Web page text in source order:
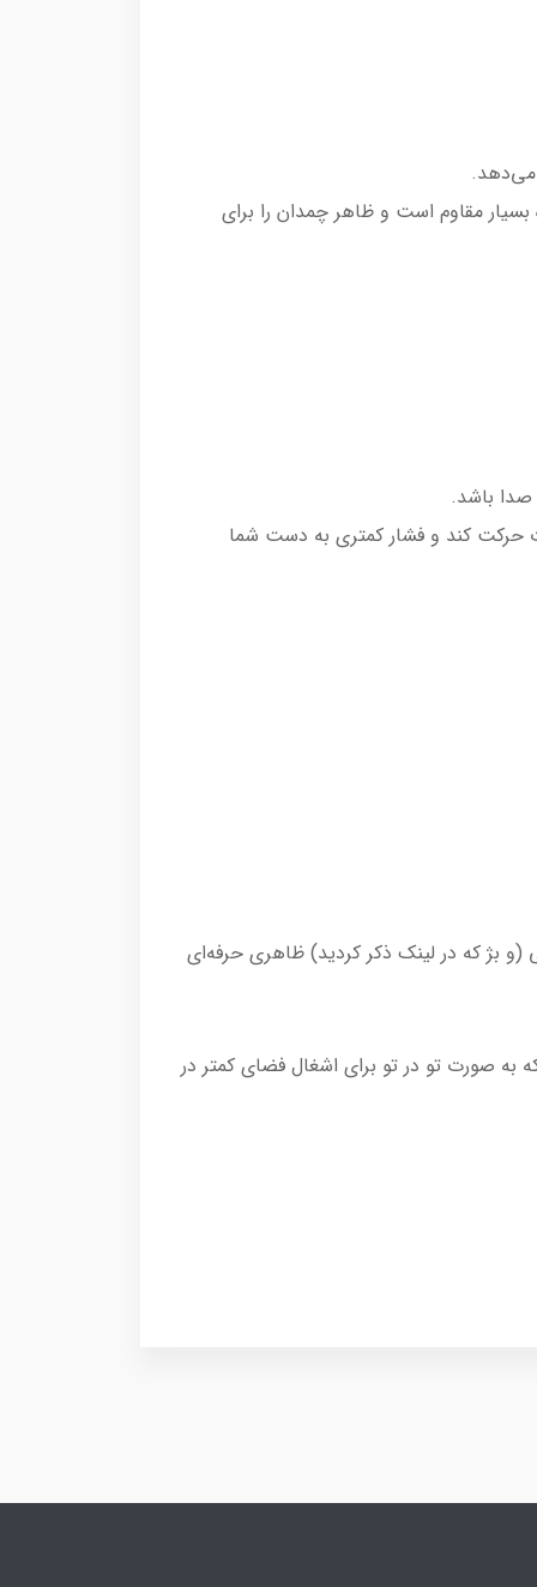
می‌دهد.
مقاوم است و ظاهر چمدان را برای
حرکت کند و فشار کمتری به دست شما
بژ که در لینک ذکر کردید) ظاهری حرفه‌ای
صورت تو در تو برای اشغال فضای کمتر در